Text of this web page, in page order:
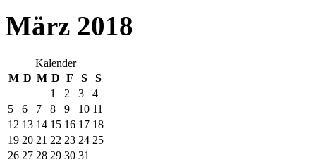
März 2018
Kalender
M D M D F S
S
1
2 3
4
5
6 7 8 9 10 11
12 13 14 15 16 17 18
19 20 21 22 23 24 25
26 27 28 29 30 31